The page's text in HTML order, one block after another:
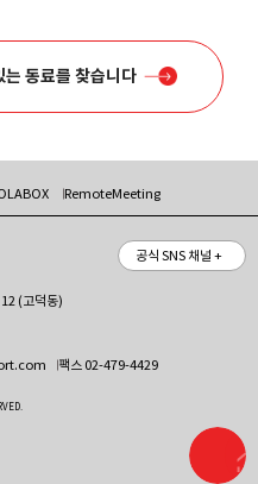
는 동료를 찾습니다
RemoteMeeting
(고덕동)
팩스 02-479-4429
공식 SNS 채널 +